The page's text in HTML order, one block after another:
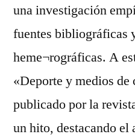
una investigación
fuentes bibliográficas
heme¬rográficas. A
«Deporte y medios
publicado por la
un hito, destacando